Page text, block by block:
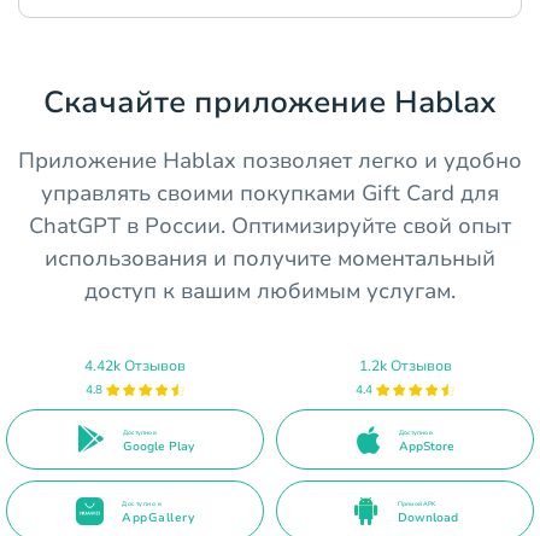
Скачайте приложение Hablax
Приложение Hablax позволяет легко и удобно
управлять своими покупками Gift Card для
ChatGPT в России. Оптимизируйте свой опыт
использования и получите моментальный
доступ к вашим любимым услугам.
4.42k Отзывов
4.8
Доступно в
Google Play
1.2k Отзывов
4.4
Доступно в
AppStore
Доступно в
AppGallery
Прямой APK
Download